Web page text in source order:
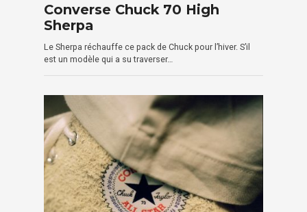
Converse Chuck 70 High
Sherpa
Le Sherpa réchauffe ce pack de Chuck pour l’hiver. S’il
est un modèle qui a su traverser…